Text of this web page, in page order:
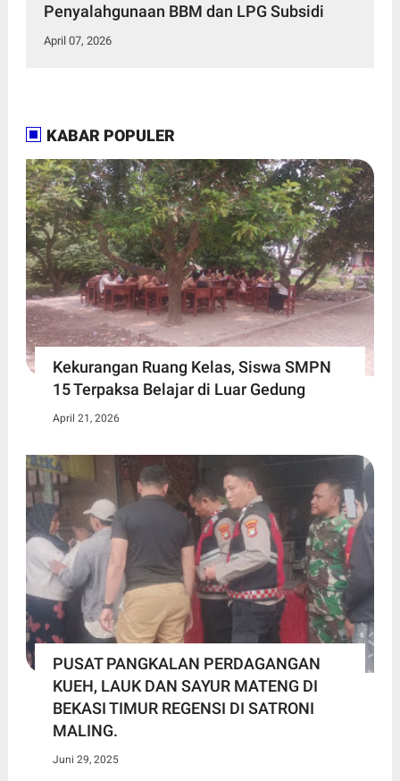
Penyalahgunaan BBM dan LPG Subsidi
April 07, 2026
KABAR POPULER
Kekurangan Ruang Kelas, Siswa SMPN
15 Terpaksa Belajar di Luar Gedung ​
April 21, 2026
PUSAT PANGKALAN PERDAGANGAN
KUEH, LAUK DAN SAYUR MATENG DI
BEKASI TIMUR REGENSI DI SATRONI
MALING.
Juni 29, 2025